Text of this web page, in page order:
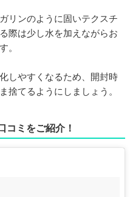
リンのように固いテクスチ
際は少し水を加えながらお
。
しやすくなるため、開封時
捨てるようにしましょう。
コミをご紹介！